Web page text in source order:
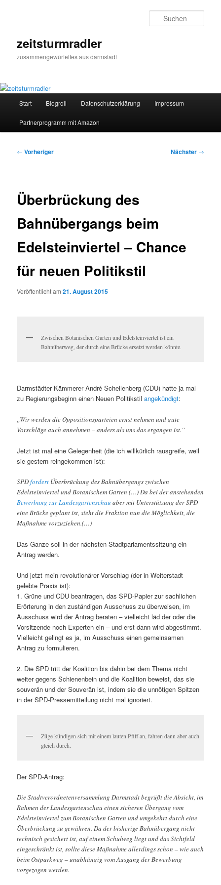
zeitsturmradler
zusammengewürfeltes aus darmstadt
Start Blogroll Datenschutzerklärung Impressum
Partnerprogramm mit Amazon
Beitragsnavigation
← Vorheriger Nächster →
Überbrückung des
Bahnübergangs beim
Edelsteinviertel – Chance
für neuen Politikstil
Veröffentlicht am21. August 2015
Zwischen Botanischen Garten und Edelsteinviertel ist ein
Bahnüberweg, der durch eine Brücke ersetzt werden könnte.
Darmstädter Kämmerer André Schellenberg (CDU) hatte ja mal
zu Regierungsbeginn einen Neuen Politikstilangekündigt:
„Wir werden die Oppositionsparteien ernst nehmen und gute
Vorschläge auch annehmen – anders als uns das ergangen ist.“
Jetzt ist mal eine Gelegenheit (die ich willkürlich rausgreife, weil
sie gestern reingekommen ist):
SPDfordert Überbrückung des Bahnübergangs zwischen
Edelsteinviertel und Botanischem Garten (…) Da bei der anstehenden
Bewerbung zur Landesgartenschau aber mit Unterstützung der SPD
eine Brücke geplant ist, sieht die Fraktion nun die Möglichkeit, die
Maßnahme vorzuziehen.(…)
Das Ganze soll in der nächsten Stadtparlamentssitzung ein
Antrag werden.
Und jetzt mein revolutionärer Vorschlag (der in Weiterstadt
gelebte Praxis ist):
1. Grüne und CDU beantragen, das SPD-Papier zur sachlichen
Erörterung in den zuständigen Ausschuss zu überweisen, im
Ausschuss wird der Antrag beraten – vielleicht läd der oder die
Vorsitzende noch Experten ein – und erst dann wird abgestimmt.
Vielleicht gelingt es ja, im Ausschuss einen gemeinsamen
Antrag zu formulieren.
2. Die SPD tritt der Koalition bis dahin bei dem Thema nicht
weiter gegens Schienenbein und die Koalition beweist, das sie
souverän und der Souverän ist, indem sie die unnötigen Spitzen
in der SPD-Pressemitteilung nicht mal ignoriert.
Züge kündigen sich mit einem lauten Pfiff an, fahren dann aber auch
gleich durch.
Der SPD-Antrag:
Die Stadtverordnetenversammlung Darmstadt begrüßt die Absicht, im
Rahmen der Landesgartenschau einen sicheren Übergang vom
Edelsteinviertel zum Botanischen Garten und umgekehrt durch eine
Überbrückung zu gewähren. Da der bisherige Bahnübergang nicht
technisch gesichert ist, auf einem Schulweg liegt und das Sichtfeld
eingeschränkt ist, sollte diese Maßnahme allerdings schon – wie auch
beim Ostparkweg – unabhängig vom Ausgang der Bewerbung
vorgezogen werden.